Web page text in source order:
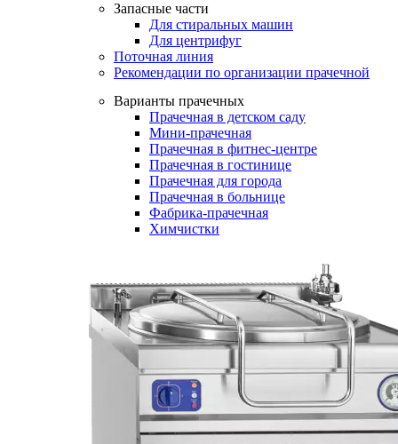
Запасные части
Для стиральных машин
Для центрифуг
Поточная линия
Рекомендации по организации прачечной
Варианты прачечных
Прачечная в детском саду
Мини-прачечная
Прачечная в фитнес-центре
Прачечная в гостинице
Прачечная для города
Прачечная в больнице
Фабрика-прачечная
Химчистки